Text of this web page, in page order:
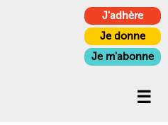
J'adhère
Je donne
Je m'abonne